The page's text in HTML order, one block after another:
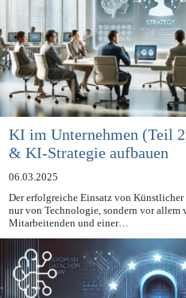
KI im Unternehmen (Teil
& KI-Strategie aufbauen
06.03.2025
Der erfolgreiche Einsatz von
nur von Technologie, sondern vor allem
Mitarbeitenden und einer…